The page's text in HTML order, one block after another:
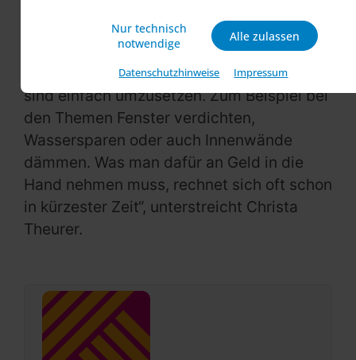
Nur technisch
notwendige
Alle zulassen
Datenschutzhinweise Impressum
informieren. „Die fachliche Beratung hat
für uns einen hohen Stellenwert. Viele
Projekte, die wir in den Märkten vorstellen,
sind einfach umzusetzen. Zum Beispiel bei
den Themen Fenster verdichten,
Wassersparen oder auch Innenwände
dämmen. Was man dafür an Geld in die
Hand nehmen muss, rechnet sich oft schon
in kürzester Zeit“, unterstreicht Christa
Theurer.